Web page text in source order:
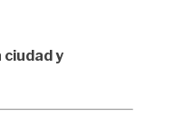
ciudad y